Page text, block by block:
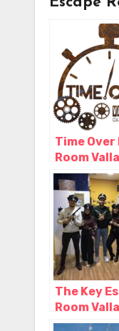
Time Over
Room
Valladolid
Castilla y
The Key
Room
Valladolid